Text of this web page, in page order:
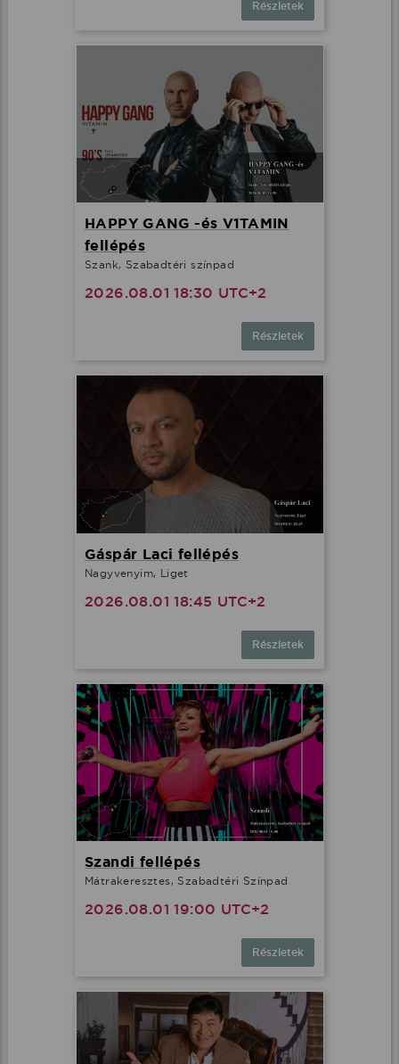
Részletek
HAPPY GANG -és V1TAMIN
fellépés
Szank, Szabadtéri színpad
2026.08.01 18:30 UTC+2
Részletek
Gáspár Laci fellépés
Nagyvenyim, Liget
2026.08.01 18:45 UTC+2
Részletek
Szandi fellépés
Mátrakeresztes, Szabadtéri Színpad
2026.08.01 19:00 UTC+2
Részletek